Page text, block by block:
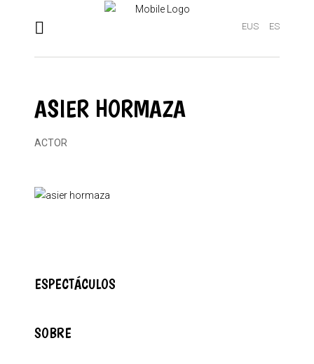
EUS ES
ASIER HORMAZA
ACTOR
ESPECTÁCULOS
SOBRE